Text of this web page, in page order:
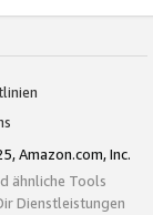
Amazon.com, Inc.
ähnliche Tools
Dienstleistungen